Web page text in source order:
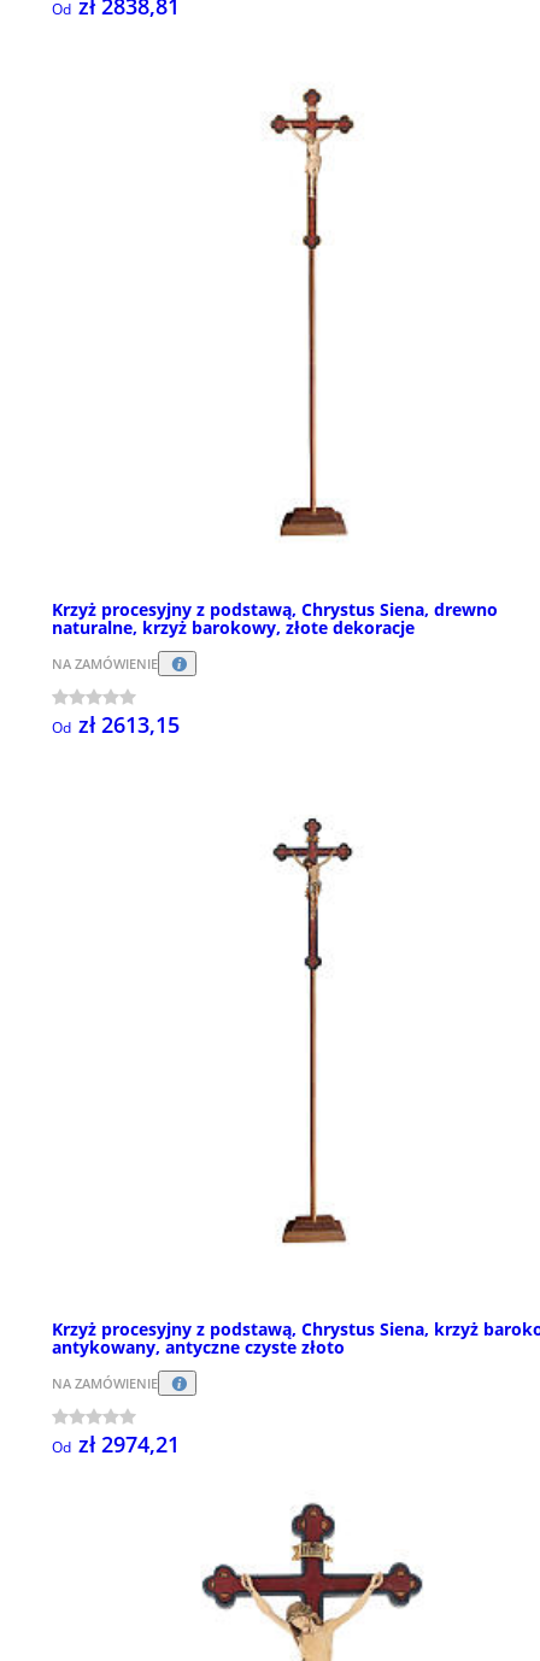
Od
Krzyż procesyjny z podstawą, Chrystus Siena, drewno
naturalne, krzyż barokowy, złote dekoracje
NA ZAMÓWIENIE
Od zł 2613,15
Krzyż procesyjny z podstawą, Chrystus Siena, krzyż
antykowany, antyczne czyste złoto
NA ZAMÓWIENIE
Od zł 2974,21